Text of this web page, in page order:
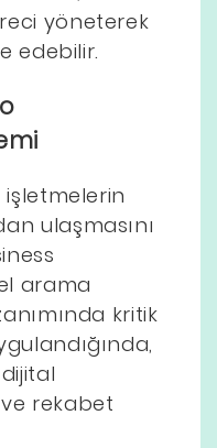
yöneterek
edebilir.
işletmelerin
ulaşmasını
arama
kritik
rekabet